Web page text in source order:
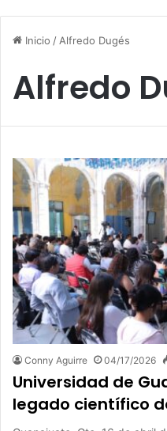
Inicio /Alfredo Dugés
Alfredo
Conny Aguirre 04/17/2026
Universidad de
legado científico